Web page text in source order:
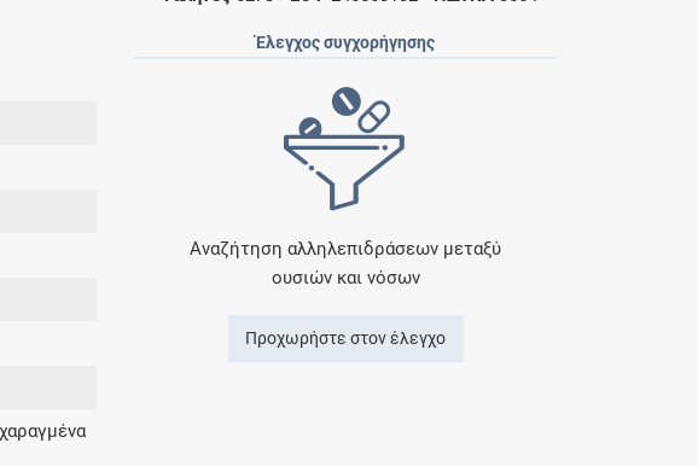
Έλεγχος συγχορήγησης
Αναζήτηση αλληλεπιδράσεων μεταξύ
ουσιών και νόσων
Προχωρήστε στον έλεγχο